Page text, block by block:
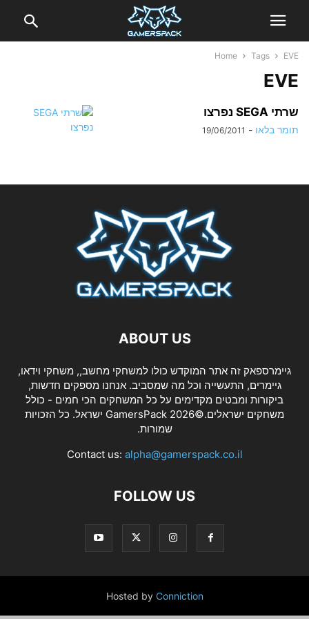
Home Tags EVE
EVE
שרתי SEGA נפרצו
תומר בלאו -
19/06/2011
ABOUT US
גיימרספאק זה אתר המוקדש כולו למשחקי מחשב,, משחקי וידאו,
גיימרים, התעשייה וכל מה שמסביב. אנחנו מספקים חדשות,
ביקורות ומבטים מקדימים על כל המשחקים הכי חמים - כולל
משחקים ישראלים.©2026 GamersPack ישראל. כל הזכויות
שמורות.
Contact us: alpha@gamerspack.co.il
FOLLOW US
Hosted by Conniction